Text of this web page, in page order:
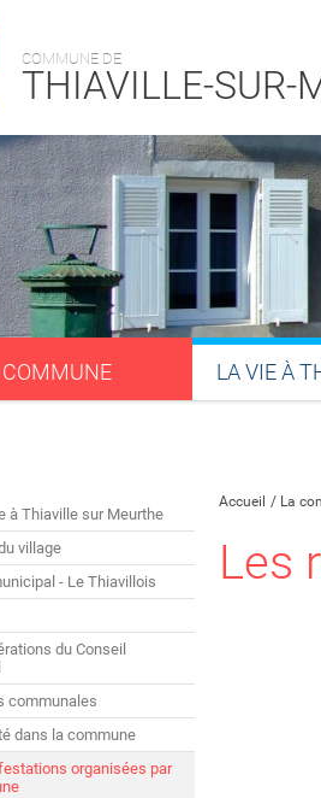
COMMUNE DE
THIAVILLE-SUR-
COMMUNE LA VIE À
Accueil La
Les
à Thiaville sur Meurthe
village
- Le Thiavillois
du Conseil
communales
dans la commune
organisées par